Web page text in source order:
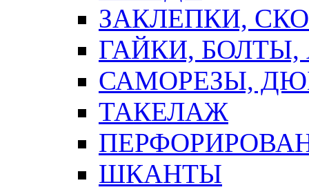
ЗАКЛЕПКИ,
ГАЙКИ,
САМОРЕЗЫ,
ТАКЕЛАЖ
ШКАНТЫ